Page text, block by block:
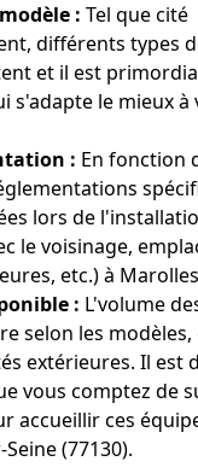
: Tel que cité
différents types
et il est
s'adapte le mieux à
: En fonction
lors de
le voisinage,
etc.) à
: L'volume
selon les
extérieures. Il est
vous comptez de
accueillir ces
(77130).